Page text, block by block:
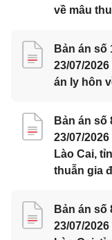
về mâu
Bản án số
23/07/
án ly hôn
Bản án số
23/07/
Lào Cai,
thuẫn gia
Bản án số
23/07/